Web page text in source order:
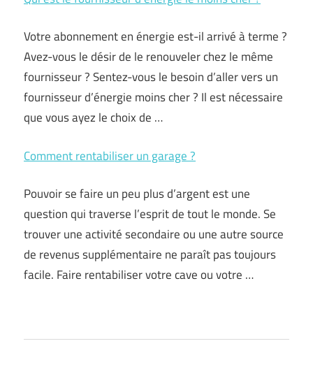
Votre abonnement en énergie est-il arrivé à terme ?
Avez-vous le désir de le renouveler chez le même
fournisseur ? Sentez-vous le besoin d’aller vers un
fournisseur d’énergie moins cher ? Il est nécessaire
que vous ayez le choix de …
Comment rentabiliser un garage ?
Pouvoir se faire un peu plus d’argent est une
question qui traverse l’esprit de tout le monde. Se
trouver une activité secondaire ou une autre source
de revenus supplémentaire ne paraît pas toujours
facile. Faire rentabiliser votre cave ou votre …